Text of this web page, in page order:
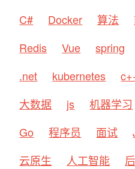
C#
Docker 算法
Redis
Vue spring
.net
kubernetes
大数据
js 机器学习
Go
程序员 面试
云原生
人工智能